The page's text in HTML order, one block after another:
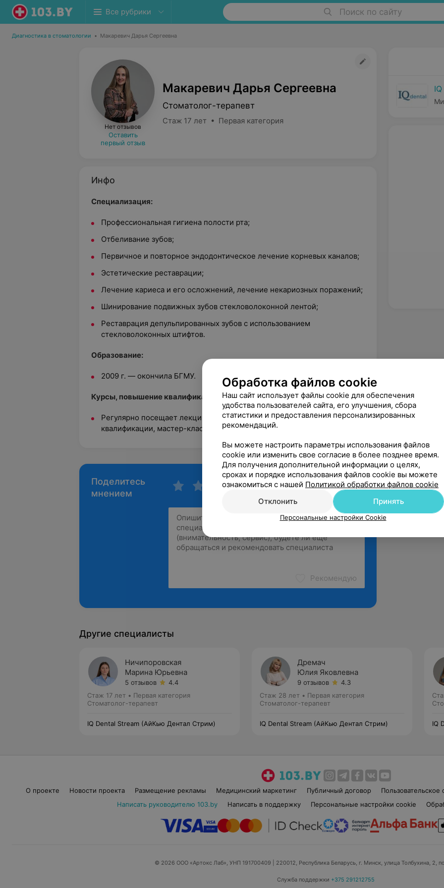
Все рубрики Поиск по сайту
Диагностика в стоматологии • Макаревич Дарья Сергеевна
Нет отзывов
Оставить
первый отзыв
Макаревич Дарья Сергеевна
Стоматолог-терапевт
Стаж 17 лет • Первая категория
Инфо
Специализация:
Профессиональная гигиена полости рта;
Отбеливание зубов;
Первичное и повторное эндодонтическое лечение корневых каналов;
Эстетические реставрации;
Лечение кариеса и его осложнений, лечение некариозных поражений;
Шинирование подвижных зубов стекловолоконной лентой;
Реставрация депульпированных зубов с использованием
стекловолоконных штифтов.
Образование:
2009 г. — окончила БГМУ.
Курсы, повышение квалификации:
Регулярно посещает лекции, семинары, курсы повышения
квалификации, мастер-классы.
Поделитесь
мнением
Рекомендую
Другие специалисты
Ничипоровская
Марина Юрьевна
5 отзывов
4.4
Стаж 17 лет • Первая категория
Стоматолог-терапевт
IQ Dental Stream (АйКью Дентал Стрим)
Дремач
Юлия Яковлевна
9 отзывов
4.3
Стаж 28 лет • Первая категория
Стоматолог-терапевт
IQ Dental Stream (АйКью Дентал Стрим) IQ
О проекте Новости проекта Размещение рекламы Медицинский маркетинг Публичный договор Пользовательское
Написать руководителю 103.by
Написать в поддержку Персональные настройки cookie
© 2026 ООО «Артокс Лаб», УНП 191700409 | 220012, Республика Беларусь, г. Минск, улица Толбухина, 2,
Служба поддержки +375 291212755
Обработка файлов cookie
Наш сайт использует файлы cookie для обеспечения
удобства пользователей сайта, его улучшения, сбора
статистики и предоставления персонализированных
рекомендаций.
Вы можете настроить параметры использования файлов
cookie или изменить свое согласие в более позднее время.
Для получения дополнительной информации о целях,
сроках и порядке использования файлов cookie вы можете
ознакомиться с нашей Политикой обработки файлов cookie
Отклонить
Принять
Персональные настройки Cookie